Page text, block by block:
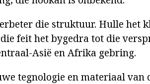
die struktuur. Hulle het
feit het bygedra tot die
Asië en Afrika gebring.
tegnologie en materiaal